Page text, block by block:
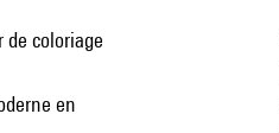
de coloriage
en